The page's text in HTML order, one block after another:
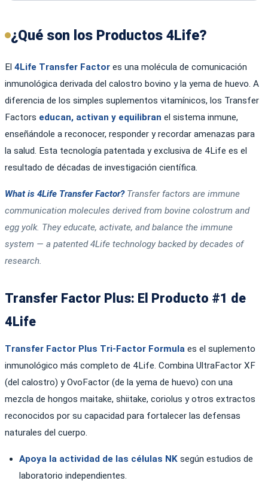
¿Qué son los Productos 4Life?
El 4Life Transfer Factor es una molécula de comunicación
inmunológica derivada del calostro bovino y la yema de huevo. A
diferencia de los simples suplementos vitamínicos, los Transfer
Factors educan, activan y equilibran el sistema inmune,
enseñándole a reconocer, responder y recordar amenazas para
la salud. Esta tecnología patentada y exclusiva de 4Life es el
resultado de décadas de investigación científica.
What is 4Life Transfer Factor?Transfer factors are immune
communication molecules derived from bovine colostrum and
egg yolk. They educate, activate, and balance the immune
system — a patented 4Life technology backed by decades of
research.
Transfer Factor Plus: El Producto #1 de
4Life
Transfer Factor Plus Tri-Factor Formula es el suplemento
inmunológico más completo de 4Life. Combina UltraFactor XF
(del calostro) y OvoFactor (de la yema de huevo) con una
mezcla de hongos maitake, shiitake, coriolus y otros extractos
reconocidos por su capacidad para fortalecer las defensas
naturales del cuerpo.
Apoya la actividad de las células NK según estudios de
laboratorio independientes.